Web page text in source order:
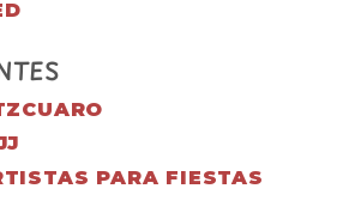
PARA FIESTAS